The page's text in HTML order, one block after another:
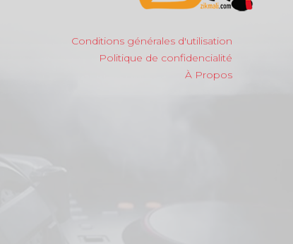
Conditions générales d'utilisation
Politique de confidencialité
À Propos